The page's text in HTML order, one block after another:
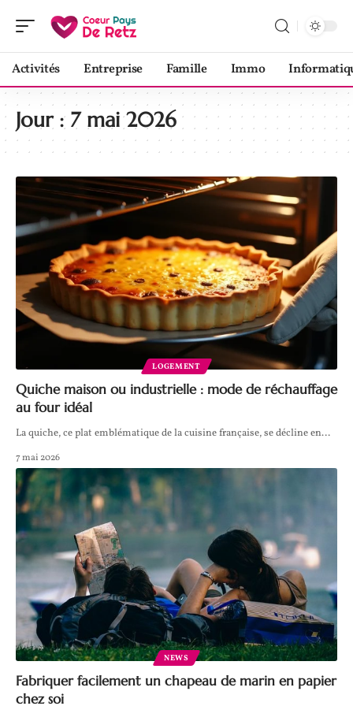
Activités Entreprise Famille Immo
Jour : 7 mai 2026
LOGEMENT
Quiche maison ou industrielle : mode de réchauffage
au four idéal
La quiche, ce plat emblématique de la cuisine française, se décline en…
7 mai 2026
NEWS
Fabriquer facilement un chapeau de marin en papier
chez soi